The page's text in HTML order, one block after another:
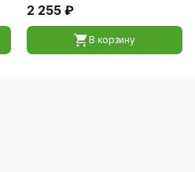
2 255 ₽
В корзину